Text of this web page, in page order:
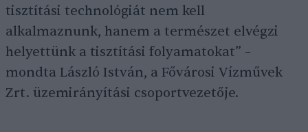
tisztítási technológiát nem kell
alkalmaznunk, hanem a természet elvégzi
helyettünk a tisztítási folyamatokat” –
mondta László István, a Fővárosi Vízművek
Zrt. üzemirányítási csoportvezetője.